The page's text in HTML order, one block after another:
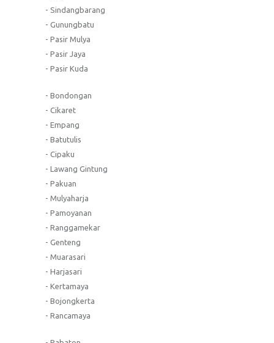
- Sindangbarang
- Gunungbatu
- Pasir Mulya
- Pasir Jaya
- Pasir Kuda
- Bondongan
- Cikaret
- Empang
- Batutulis
- Cipaku
- Lawang Gintung
- Pakuan
- Mulyaharja
- Pamoyanan
- Ranggamekar
- Genteng
- Muarasari
- Harjasari
- Kertamaya
- Bojongkerta
- Rancamaya